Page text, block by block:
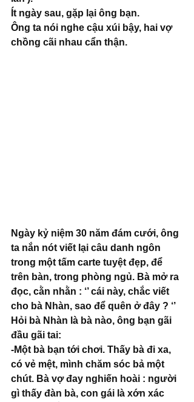
Ít ngày sau, gặp lại ông bạn.
Ông ta nói nghe cậu xúi bậy, hai vợ
chồng cãi nhau cẩn thận.
Ngày kỷ niệm 30 năm đám cưới, ông
ta nắn nót viết lại câu danh ngôn
trong một tấm carte tuyệt đẹp, để
trên bàn, trong phòng ngủ. Bà mở ra
đọc, cằn nhằn : ‘’ cái này, chắc viết
cho bà Nhàn, sao để quên ở đây ? ‘’
Hỏi bà Nhàn là bà nào, ông bạn gãi
đầu gãi tai:
-Một bà bạn tới chơi. Thấy bà đi xa,
có vẻ mệt, mình chăm sóc bả một
chút. Bà vợ đay nghiến hoài : người
gì thấy đàn bà, con gái là xớn xác